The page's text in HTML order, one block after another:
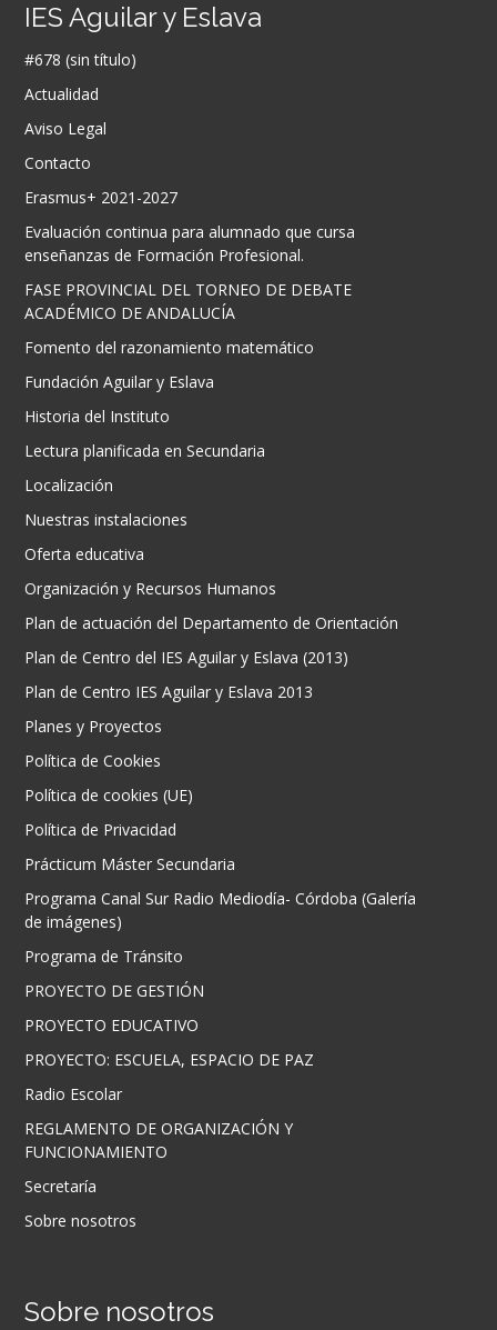
IES Aguilar y Eslava
#678 (sin título)
Actualidad
Aviso Legal
Contacto
Erasmus+ 2021-2027
Evaluación continua para alumnado que cursa
enseñanzas de Formación Profesional.
FASE PROVINCIAL DEL TORNEO DE DEBATE
ACADÉMICO DE ANDALUCÍA
Fomento del razonamiento matemático
Fundación Aguilar y Eslava
Historia del Instituto
Lectura planificada en Secundaria
Localización
Nuestras instalaciones
Oferta educativa
Organización y Recursos Humanos
Plan de actuación del Departamento de Orientación
Plan de Centro del IES Aguilar y Eslava (2013)
Plan de Centro IES Aguilar y Eslava 2013
Planes y Proyectos
Política de Cookies
Política de cookies (UE)
Política de Privacidad
Prácticum Máster Secundaria
Programa Canal Sur Radio Mediodía- Córdoba (Galería
de imágenes)
Programa de Tránsito
PROYECTO DE GESTIÓN
PROYECTO EDUCATIVO
PROYECTO: ESCUELA, ESPACIO DE PAZ
Radio Escolar
REGLAMENTO DE ORGANIZACIÓN Y
FUNCIONAMIENTO
Secretaría
Sobre nosotros
Sobre nosotros